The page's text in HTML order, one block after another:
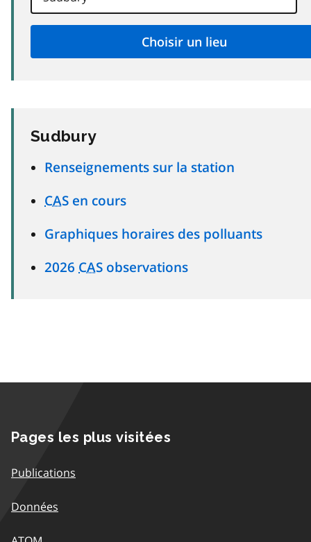
Sudbury
Renseignements sur la station
CAS en cours
Graphiques horaires des polluants
2026 CAS observations
Pages les plus visitées
Publications
Données